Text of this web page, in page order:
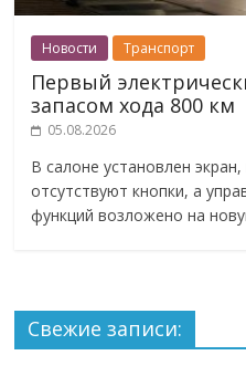
Новости Транспорт
Первый
запасом хода 800 км
05.08.2026
В салоне установлен
отсутствуют кнопки, а
функций возложено на
Свежие записи: